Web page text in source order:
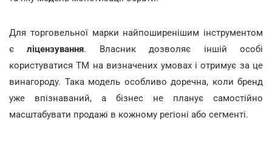
Для торговельної марки найпоширенішим інструментом
єліцензування. Власник дозволяє іншій особі
користуватися ТМ на визначених умовах і отримує за це
винагороду. Така модель особливо доречна, коли бренд
уже впізнаваний, а бізнес не планує самостійно
масштабувати продажі в кожному регіоні або сегменті.